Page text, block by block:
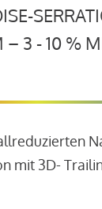
– 3 - 10 %
mit 3D-